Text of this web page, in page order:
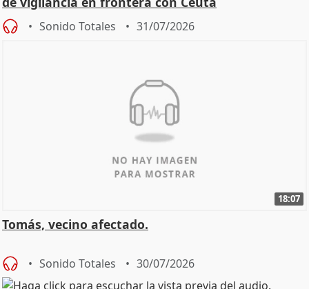
Sonido Totales 31/07/2026
18:07
Tomás, vecino afectado.
Sonido Totales 30/07/2026